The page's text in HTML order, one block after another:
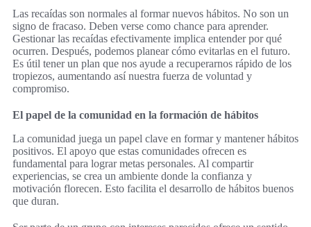
Las recaídas son normales al formar nuevos hábitos. No son un
signo de fracaso. Deben verse como chance para aprender.
Gestionar las recaídas efectivamente implica entender por qué
ocurren. Después, podemos planear cómo evitarlas en el futuro.
Es útil tener un plan que nos ayude a recuperarnos rápido de los
tropiezos, aumentando así nuestra fuerza de voluntad y
compromiso.
El papel de la comunidad en la formación de hábitos
La comunidad juega un papel clave en formar y mantener hábitos
positivos. El apoyo que estas comunidades ofrecen es
fundamental para lograr metas personales. Al compartir
experiencias, se crea un ambiente donde la confianza y
motivación florecen. Esto facilita el desarrollo de hábitos buenos
que duran.